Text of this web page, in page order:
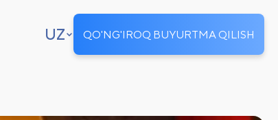
UZ QO'NG'IROQ BUYURTMA QILISH